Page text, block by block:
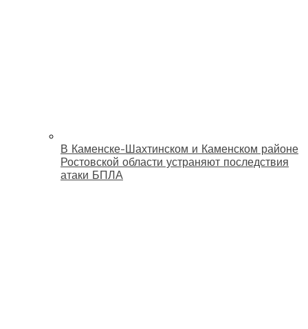
В Каменске-Шахтинском и Каменском районе
Ростовской области устраняют последствия
атаки БПЛА